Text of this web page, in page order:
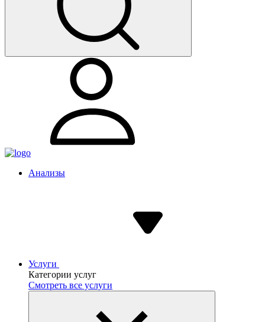
Анализы
Услуги
Категории услуг
Смотреть все услуги